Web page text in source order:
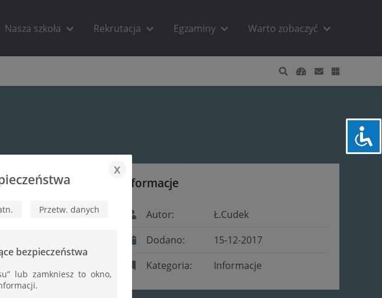
Nasza szkoła Rekrutacja Egzaminy Warto zobaczyć
Informacje
Autor:
Ł.Cudek
Dodano:
15-12-2017
Kategoria:
Informacje
x
Przetw. danych
bezpieczeństwa
lub zamkniesz to okno,